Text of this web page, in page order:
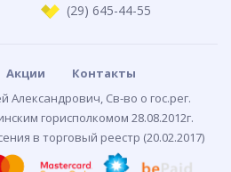
(29) 645-44-55
Акции
Контакты
Александрович, Св-во о гос.рег.
горисполкомом 28.08.2012г.
в торговый реестр (20.02.2017)